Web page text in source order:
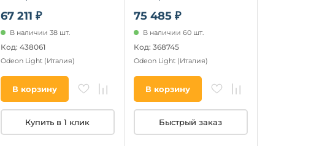
67 211 ₽
В наличии 38 шт.
Код: 438061
Odeon Light (Италия)
В корзину
Купить в 1 клик
75 485 ₽
В наличии 60 шт.
Код: 368745
Odeon Light (Италия)
В корзину
Быстрый заказ